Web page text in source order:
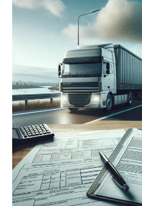
e
Apreensões:
a
Lei
Diz
Sobre
Veículos
Com
Cargas
em